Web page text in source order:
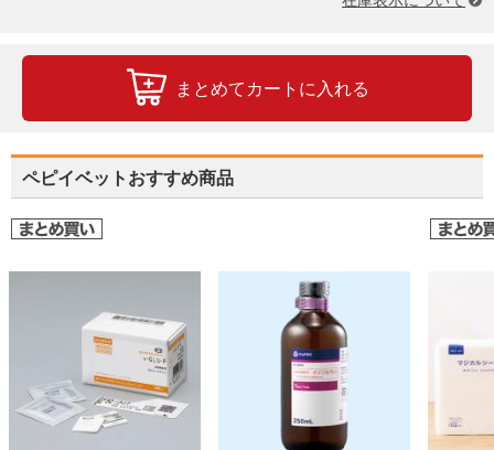
まとめてカートに入れる
ペピイベットおすすめ商品